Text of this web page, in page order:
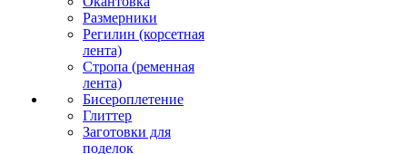
Размерники
Регилин (корсетная
лента)
Стропа (ременная
лента)
Бисероплетение
Глиттер
Заготовки для
поделок